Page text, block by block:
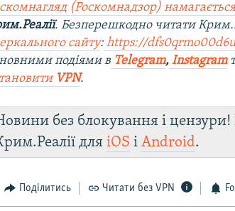
(Роскомнадзор)
. Безперешкодно читати
сайту: https://
подіями в Telegram, Instagram
VPN.
без блокування і
дляiOS іAndroid.
Поділитись Читати без VPN